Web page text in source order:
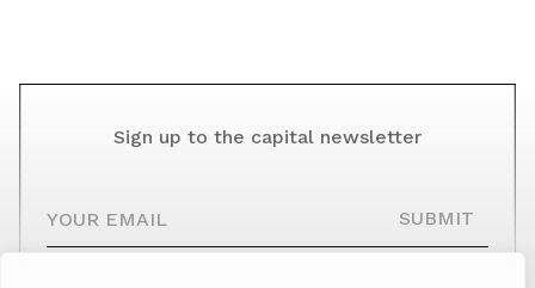
Sign up to the capital newsletter
SUBMIT